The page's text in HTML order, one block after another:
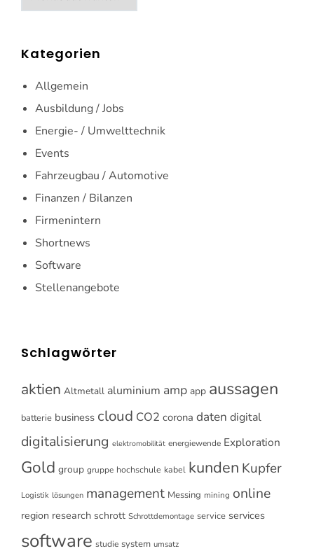
Kategorien
Allgemein
Ausbildung / Jobs
Energie- / Umwelttechnik
Events
Fahrzeugbau / Automotive
Finanzen / Bilanzen
Firmenintern
Shortnews
Software
Stellenangebote
Schlagwörter
aktien Altmetall aluminium amp app aussagen
batterie business cloud CO2 corona daten digital
digitalisierung elektromobilität energiewende Exploration
Gold group gruppe hochschule kabel kunden Kupfer
Logistik lösungen management Messing mining online
region research schrott Schrottdemontage service services
software studie system umsatz